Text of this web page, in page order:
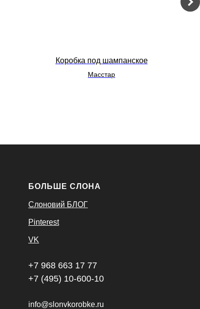
Коробка под шампанское
Масстар
БОЛЬШЕ СЛОНА
Слоновий БЛОГ
Pinterest
VK
+7 968 663 17 77
+7 (495) 10-600-10
info@slonvkorobke.ru